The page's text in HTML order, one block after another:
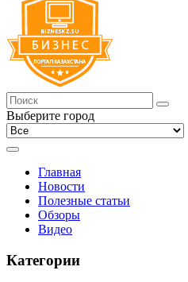
Выберите город
Главная
Новости
Полезные статьи
Обзоры
Видео
Категории